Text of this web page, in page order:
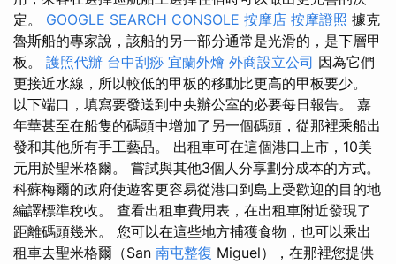
定。 GOOGLE SEARCH CONSOLE 按摩店 按摩證照 據克
魯斯船的專家說，該船的另一部分通常是光滑的，是下層甲
板。 護照代辦 台中刮痧 宜蘭外燴 外商設立公司 因為它們
更接近水線，所以較低的甲板的移動比更高的甲板要少。
以下端口，填寫要發送到中央辦公室的必要每日報告。 嘉
年華甚至在船隻的碼頭中增加了另一個碼頭，從那裡乘船出
發和其他所有手工藝品。 出租車可在這個港口上市，10美
元用於聖米格爾。 嘗試與其他3個人分享劃分成本的方式。
科蘇梅爾的政府使遊客更容易從港口到島上受歡迎的目的地
編譯標準稅收。 查看出租車費用表，在出租車附近發現了
距離碼頭幾米。 您可以在這些地方捕獲食物，也可以乘出
租車去聖米格爾（San 南屯整復 Miguel），在那裡您提供